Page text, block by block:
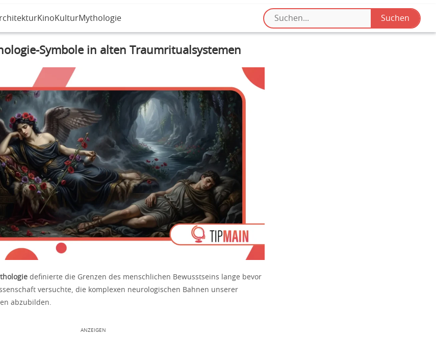
Kino KulturMythologie
Symbole in alten Traumritualsystemen
definierte die Grenzen des menschlichen Bewusstseins lange bevor
versuchte, die komplexen neurologischen Bahnen unserer
abzubilden.
ANZEIGEN